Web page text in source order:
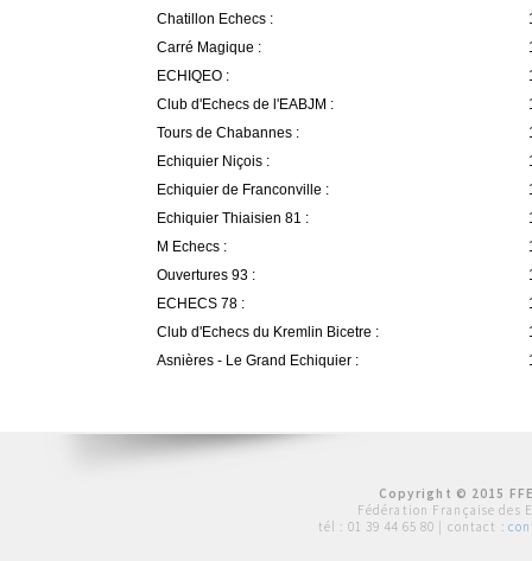
Chatillon Echecs :
Carré Magique :
ECHIQEO :
Club d'Echecs de l'EABJM :
Tours de Chabannes :
Echiquier Niçois :
Echiquier de Franconville :
Echiquier Thiaisien 81 :
M Echecs :
Ouvertures 93 :
ECHECS 78 :
Club d'Echecs du Kremlin Bicetre :
Asnières - Le Grand Echiquier :
Copyright © 2015
Fédération Française des
tél : 01 39 44 65 80 | contact :